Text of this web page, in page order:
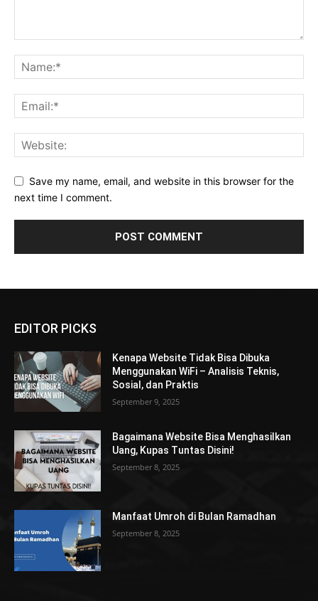
Save my name, email, and website in this browser for the
next time I comment.
EDITOR PICKS
Kenapa Website Tidak Bisa Dibuka
Menggunakan WiFi – Analisis Teknis,
Sosial, dan Praktis
September 9, 2025
Bagaimana Website Bisa Menghasilkan
Uang, Kupas Tuntas Disini!
September 8, 2025
Manfaat Umroh di Bulan Ramadhan
September 8, 2025